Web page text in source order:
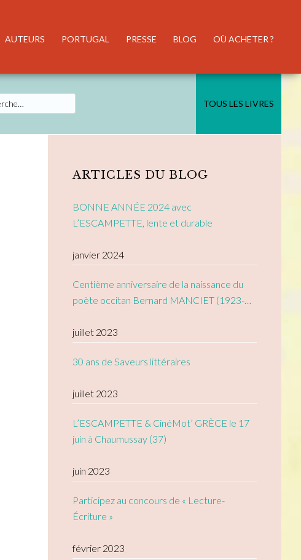
AUTEURS PORTUGAL PRESSE BLOG OÙ ACHETER ?
TOUS LES LIVRES
Sidebar
ARTICLES DU BLOG
BONNE ANNÉE 2024 avec
L’ESCAMPETTE, lente et durable
janvier 2024
Centième anniversaire de la naissance du
poète occitan Bernard MANCIET (1923-
juillet 2023
30 ans de Saveurs littéraires
juillet 2023
L’ESCAMPETTE & CinéMot’ GRÈCE le 17
juin à Chaumussay (37)
juin 2023
Participez au concours de « Lecture-
Écriture »
février 2023